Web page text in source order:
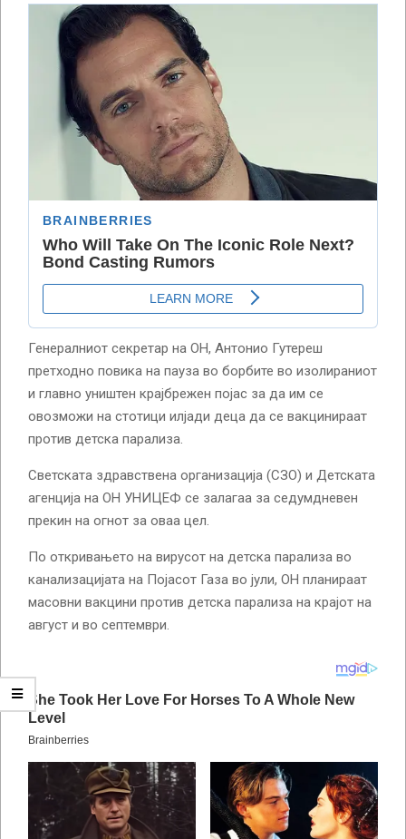
Генералниот секретар на ОН, Антонио Гутереш
претходно повика на пауза во борбите во изолираниот
и главно уништен крајбрежен појас за да им се
овозможи на стотици илјади деца да се вакцинираат
против детска парализа.
Светската здравствена организација (СЗО) и Детската
агенција на ОН УНИЦЕФ се залагаа за седумдневен
прекин на огнот за оваа цел.
По откривањето на вирусот на детска парализа во
канализацијата на Појасот Газа во јули, ОН планираат
масовни вакцини против детска парализа на крајот на
август и во септември.